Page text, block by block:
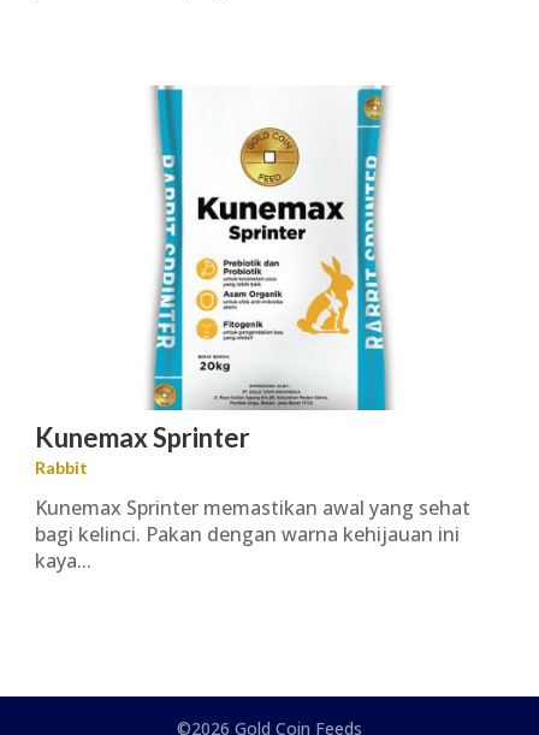
Rabbit
Kunemax Sprinter
Kunemax Sprinter memastikan awal yang sehat
bagi kelinci. Pakan dengan warna kehijauan ini
kaya...
©2026 Gold Coin Feeds